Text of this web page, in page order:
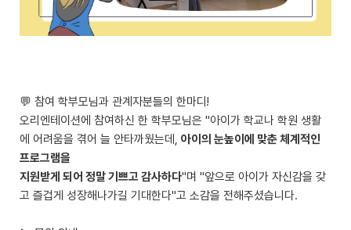
💬 참여 학부모님과 관계자분들의 한마디!
오리엔테이션에 참여하신 한 학부모님은 "아이가 학교나 학원 생활
에 어려움을 겪어 늘 안타까웠는데,아이의 눈높이에 맞춘 체계적인
프로그램을
지원받게 되어 정말 기쁘고 감사하다"며 "앞으로 아이가 자신감을 갖
고 즐겁게 성장해나가길 기대한다"고 소감을 전해주셨습니다.